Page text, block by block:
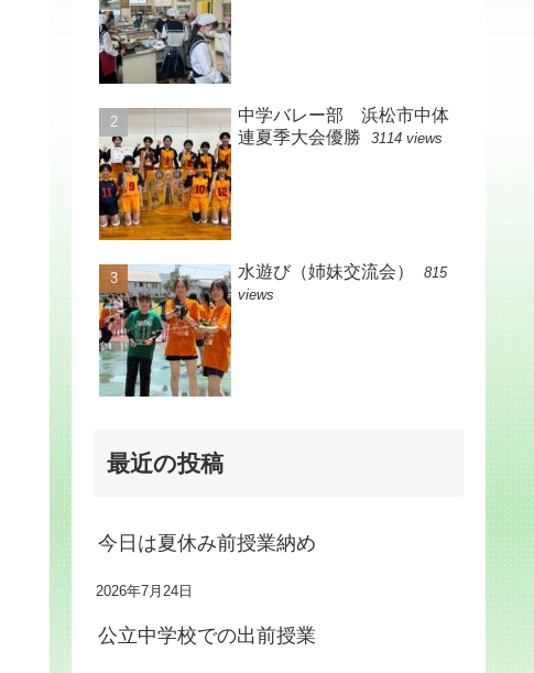
中学バレー部 浜松市中体
連夏季大会優勝
3114 views
水遊び（姉妹交流会）
815
views
最近の投稿
今日は夏休み前授業納め
2026年7月24日
公立中学校での出前授業